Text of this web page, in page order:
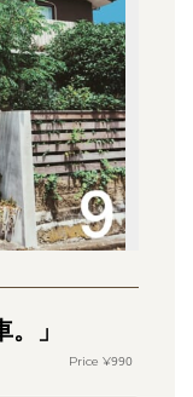
」
990